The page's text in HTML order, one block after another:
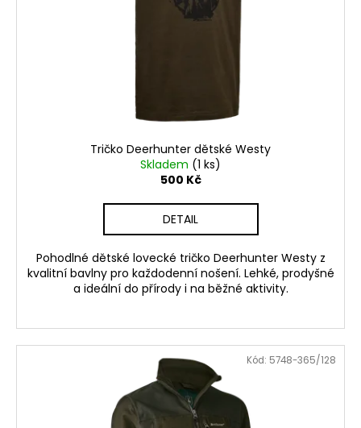
Tričko Deerhunter dětské Westy
Skladem (1 ks)
500 Kč
DETAIL
Pohodlné dětské lovecké tričko Deerhunter Westy z
kvalitní bavlny pro každodenní nošení. Lehké, prodyšné
a ideální do přírody i na běžné aktivity.
Kód: 5748-365/128